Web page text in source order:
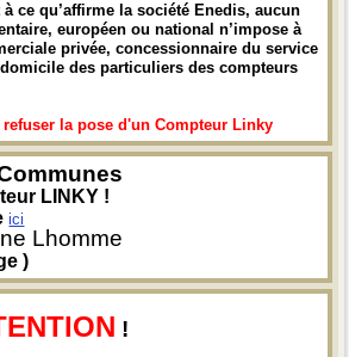
ce qu’affirme la société Enedis, aucun
européen ou national n’impose à
privée, concessionnaire du service
des particuliers des compteurs
la pose d'un Compteur Linky
LINKY !
ici
Lhomme
)
!